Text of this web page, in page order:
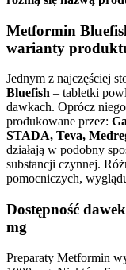
Metformin
warianty
Jednym z najczęściej
Bluefish – tabletki
dawkach. Oprócz
produkowane przez:
STADA, Teva,
działają w podobny
substancji czynnej.
pomocniczych,
Dostępność
mg
Preparaty Metformin